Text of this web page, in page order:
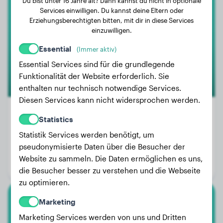
Loetje
Gewicht:
Alter:
3 Jahre, 10 Monate
Geschlecht:
Rüde
Services einwilligen. Du kannst deine Eltern oder
Erziehungsberechtigten bitten, mit dir in diese Services
einzuwilligen.
Essential (Immer aktiv)
Essential Services sind für die grundlegende
Funktionalität der Website erforderlich. Sie
enthalten nur technisch notwendige Services.
Diesen Services kann nicht widersprochen werden.
Statistics
Statistik Services werden benötigt, um
pseudonymisierte Daten über die Besucher der
Website zu sammeln. Die Daten ermöglichen es uns,
die Besucher besser zu verstehen und die Webseite
zu optimieren.
Marketing
Marketing Services werden von uns und Dritten